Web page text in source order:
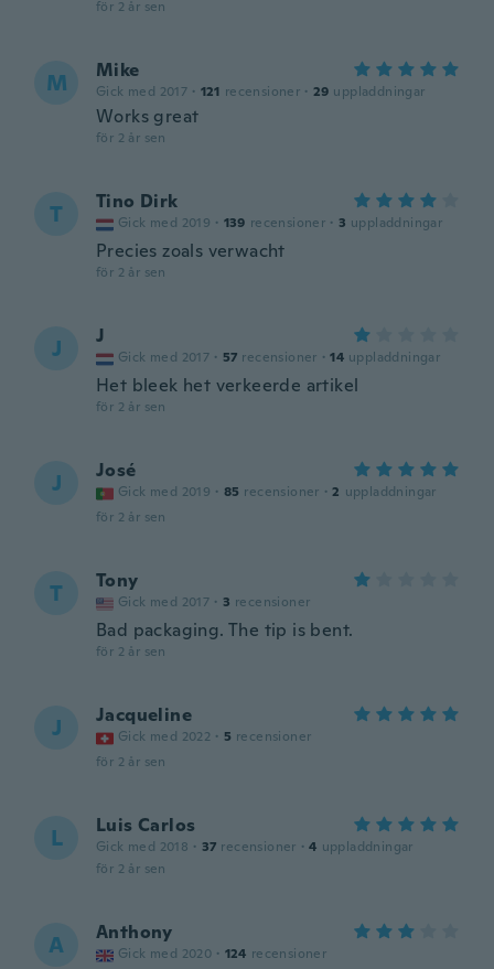
för 2 år sen
M Mike
Gick med 2017 · 121 recensioner · 29 uppladdningar
Works great
för 2 år sen
T Tino Dirk
Gick med 2019 · 139 recensioner · 3 uppladdningar
Precies zoals verwacht
för 2 år sen
J J
Gick med 2017 · 57 recensioner · 14 uppladdningar
Het bleek het verkeerde artikel
för 2 år sen
J José
Gick med 2019 · 85 recensioner · 2 uppladdningar
för 2 år sen
T Tony
Gick med 2017 · 3 recensioner
Bad packaging. The tip is bent.
för 2 år sen
J Jacqueline
Gick med 2022 · 5 recensioner
för 2 år sen
L Luis Carlos
Gick med 2018 · 37 recensioner · 4 uppladdningar
för 2 år sen
A Anthony
Gick med 2020 · 124 recensioner